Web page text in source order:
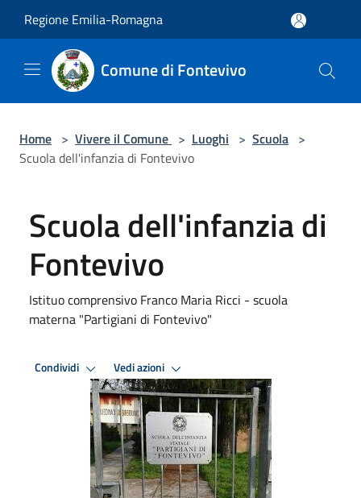
Regione Emilia-Romagna
Comune di Fontevivo
Home > Vivere il Comune > Luoghi > Scuola >
Scuola dell'infanzia di Fontevivo
Scuola dell'infanzia di
Fontevivo
Istituo comprensivo Franco Maria Ricci - scuola
materna "Partigiani di Fontevivo"
Condividi Vedi azioni